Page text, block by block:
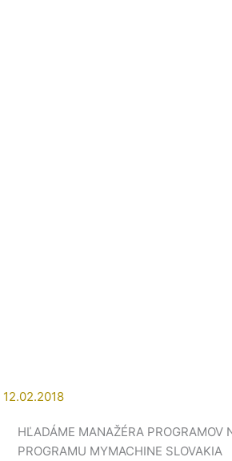
12.02.2018
HĽADÁME MANAŽÉRA PROGRAMOV
PROGRAMU MYMACHINE SLOVAKIA